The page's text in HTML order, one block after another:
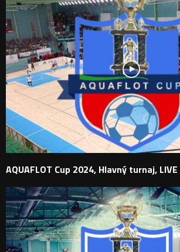
AQUAFLOT Cup 2024, Hlavný turnaj, LIVE